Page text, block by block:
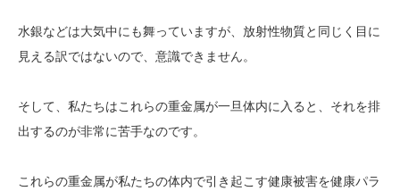
水銀などは大気中にも舞っていますが、放射性物質と同じく目に
見える訳ではないので、意識できません。
そして、私たちはこれらの重金属が一旦体内に入ると、それを排
出するのが非常に苦手なのです。
これらの重金属が私たちの体内で引き起こす健康被害を健康パラ